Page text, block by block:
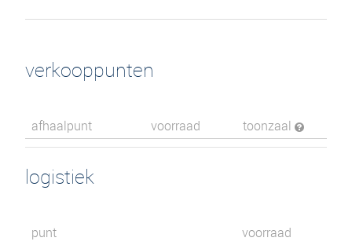
verkooppunten
afhaalpunt voorraad toonzaal
logistiek
punt voorraad